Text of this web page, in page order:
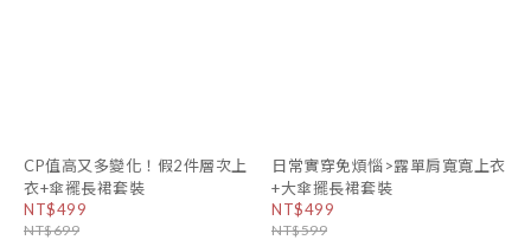
CP值高又多變化！假2件層次上
衣+傘襬長裙套裝
NT$499
NT$699
日常實穿免煩惱>露單肩寬寬上衣
+大傘擺長裙套裝
NT$499
NT$599